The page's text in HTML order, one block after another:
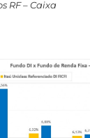
RF – Caixa